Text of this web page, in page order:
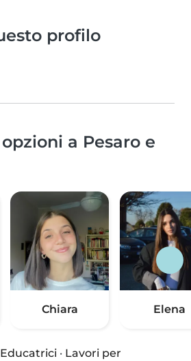
profilo
a Pesaro e
Chiara Elena
Educatrici · Lavori per